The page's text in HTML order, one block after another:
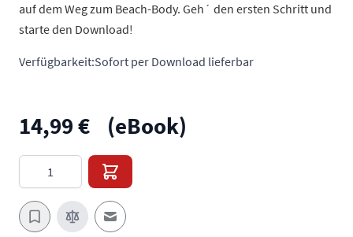
auf dem Weg zum Beach-Body. Geh´ den ersten Schritt und
starte den Download!
Verfügbarkeit:Sofort per Download lieferbar
14,99 € (eBook)
E-Mail an einen Freund